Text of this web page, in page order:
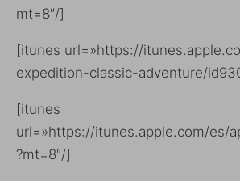
mt=8″/]
[itunes url=»https://
expedition-classic-adventure/
[itunes
url=»https://itunes.apple.com/es/
?mt=8″/]